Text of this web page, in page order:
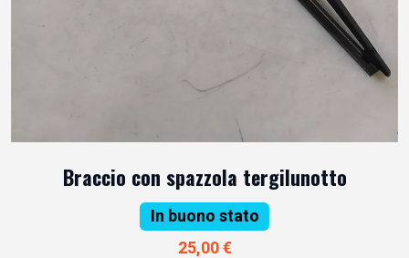
Braccio con spazzola tergilunotto
In buono stato
25,00 €